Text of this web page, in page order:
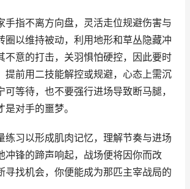
手指不离方向盘，灵活走位规避伤害与
圈以维持被动，利用地形和草丛隐藏冲
不意的打击，关羽惧怕硬控，因此要时
提前用二技能解控或规避，心态上需沉
可等待，也不要强行进场导致断马腿，
对手的噩梦。
练习以形成肌肉记忆，理解节奏与进场
冲锋的蹄声响起，战场便将因你而改
寻找机会，你便能成为那匹主宰战局的